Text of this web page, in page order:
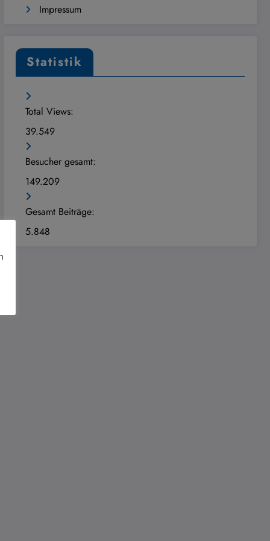
Impressum
Statistik
Total Views:
39.549
Besucher gesamt:
149.209
Gesamt Beiträge:
5.848